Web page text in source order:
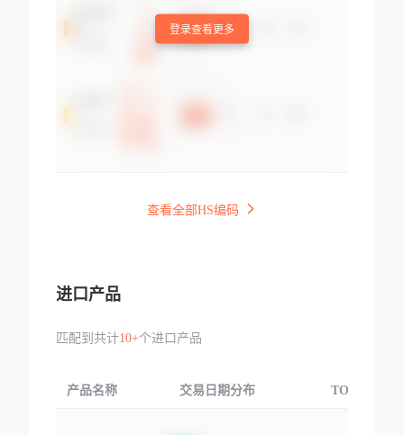
登录查看更多
查看全部HS编码
进口产品
匹配到共计10+个进口产品
产品名称 交易日期分布 TOP3交易国